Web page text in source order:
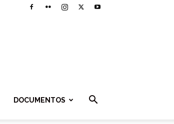
DOCUMENTOS